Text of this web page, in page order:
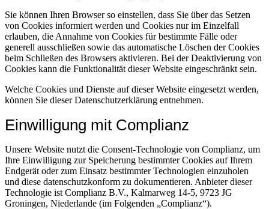
Sie können Ihren Browser so einstellen, dass Sie über das Setzen
von Cookies informiert werden und Cookies nur im Einzelfall
erlauben, die Annahme von Cookies für bestimmte Fälle oder
generell ausschließen sowie das automatische Löschen der Cookies
beim Schließen des Browsers aktivieren. Bei der Deaktivierung von
Cookies kann die Funktionalität dieser Website eingeschränkt sein.
Welche Cookies und Dienste auf dieser Website eingesetzt werden,
können Sie dieser Datenschutzerklärung entnehmen.
Einwilligung mit Complianz
Unsere Website nutzt die Consent-Technologie von Complianz, um
Ihre Einwilligung zur Speicherung bestimmter Cookies auf Ihrem
Endgerät oder zum Einsatz bestimmter Technologien einzuholen
und diese datenschutzkonform zu dokumentieren. Anbieter dieser
Technologie ist Complianz B.V., Kalmarweg 14-5, 9723 JG
Groningen, Niederlande (im Folgenden „Complianz“).